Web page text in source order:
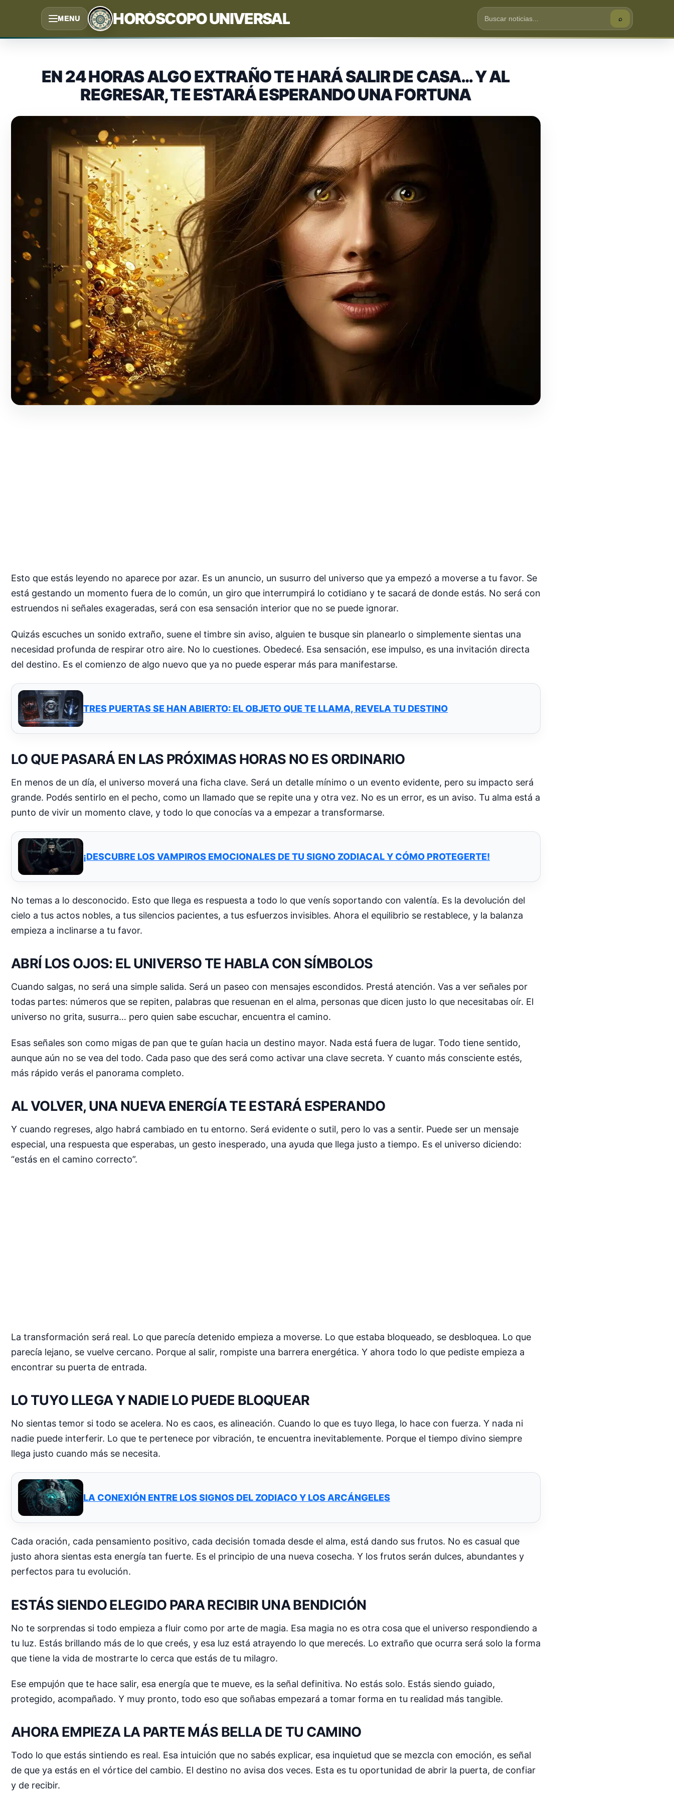
contenido
MENU HORÓSCOPO UNIVERSAL ⌕
EN 24 HORAS ALGO EXTRAÑO TE HARÁ SALIR DE CASA… Y AL
REGRESAR, TE ESTARÁ ESPERANDO UNA FORTUNA
Esto que estás leyendo no aparece por azar. Es un anuncio, un susurro del universo que ya empezó a moverse a tu favor. Se
está gestando un momento fuera de lo común, un giro que interrumpirá lo cotidiano y te sacará de donde estás. No será con
estruendos ni señales exageradas, será con esa sensación interior que no se puede ignorar.
Quizás escuches un sonido extraño, suene el timbre sin aviso, alguien te busque sin planearlo o simplemente sientas una
necesidad profunda de respirar otro aire. No lo cuestiones. Obedecé. Esa sensación, ese impulso, es una invitación directa
del destino. Es el comienzo de algo nuevo que ya no puede esperar más para manifestarse.
TRES PUERTAS SE HAN ABIERTO: EL OBJETO QUE TE LLAMA, REVELA TU DESTINO
LO QUE PASARÁ EN LAS PRÓXIMAS HORAS NO ES ORDINARIO
En menos de un día, el universo moverá una ficha clave. Será un detalle mínimo o un evento evidente, pero su impacto será
grande. Podés sentirlo en el pecho, como un llamado que se repite una y otra vez. No es un error, es un aviso. Tu alma está a
punto de vivir un momento clave, y todo lo que conocías va a empezar a transformarse.
¡DESCUBRE LOS VAMPIROS EMOCIONALES DE TU SIGNO ZODIACAL Y CÓMO PROTEGERTE!
No temas a lo desconocido. Esto que llega es respuesta a todo lo que venís soportando con valentía. Es la devolución del
cielo a tus actos nobles, a tus silencios pacientes, a tus esfuerzos invisibles. Ahora el equilibrio se restablece, y la balanza
empieza a inclinarse a tu favor.
ABRÍ LOS OJOS: EL UNIVERSO TE HABLA CON SÍMBOLOS
Cuando salgas, no será una simple salida. Será un paseo con mensajes escondidos. Prestá atención. Vas a ver señales por
todas partes: números que se repiten, palabras que resuenan en el alma, personas que dicen justo lo que necesitabas oír. El
universo no grita, susurra… pero quien sabe escuchar, encuentra el camino.
Esas señales son como migas de pan que te guían hacia un destino mayor. Nada está fuera de lugar. Todo tiene sentido,
aunque aún no se vea del todo. Cada paso que des será como activar una clave secreta. Y cuanto más consciente estés,
más rápido verás el panorama completo.
AL VOLVER, UNA NUEVA ENERGÍA TE ESTARÁ ESPERANDO
Y cuando regreses, algo habrá cambiado en tu entorno. Será evidente o sutil, pero lo vas a sentir. Puede ser un mensaje
especial, una respuesta que esperabas, un gesto inesperado, una ayuda que llega justo a tiempo. Es el universo diciendo:
“estás en el camino correcto”.
La transformación será real. Lo que parecía detenido empieza a moverse. Lo que estaba bloqueado, se desbloquea. Lo que
parecía lejano, se vuelve cercano. Porque al salir, rompiste una barrera energética. Y ahora todo lo que pediste empieza a
encontrar su puerta de entrada.
LO TUYO LLEGA Y NADIE LO PUEDE BLOQUEAR
No sientas temor si todo se acelera. No es caos, es alineación. Cuando lo que es tuyo llega, lo hace con fuerza. Y nada ni
nadie puede interferir. Lo que te pertenece por vibración, te encuentra inevitablemente. Porque el tiempo divino siempre
llega justo cuando más se necesita.
LA CONEXIÓN ENTRE LOS SIGNOS DEL ZODIACO Y LOS ARCÁNGELES
Cada oración, cada pensamiento positivo, cada decisión tomada desde el alma, está dando sus frutos. No es casual que
justo ahora sientas esta energía tan fuerte. Es el principio de una nueva cosecha. Y los frutos serán dulces, abundantes y
perfectos para tu evolución.
ESTÁS SIENDO ELEGIDO PARA RECIBIR UNA BENDICIÓN
No te sorprendas si todo empieza a fluir como por arte de magia. Esa magia no es otra cosa que el universo respondiendo a
tu luz. Estás brillando más de lo que creés, y esa luz está atrayendo lo que merecés. Lo extraño que ocurra será solo la forma
que tiene la vida de mostrarte lo cerca que estás de tu milagro.
Ese empujón que te hace salir, esa energía que te mueve, es la señal definitiva. No estás solo. Estás siendo guiado,
protegido, acompañado. Y muy pronto, todo eso que soñabas empezará a tomar forma en tu realidad más tangible.
AHORA EMPIEZA LA PARTE MÁS BELLA DE TU CAMINO
Todo lo que estás sintiendo es real. Esa intuición que no sabés explicar, esa inquietud que se mezcla con emoción, es señal
de que ya estás en el vórtice del cambio. El destino no avisa dos veces. Esta es tu oportunidad de abrir la puerta, de confiar
y de recibir.